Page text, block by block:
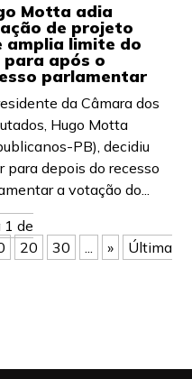
Motta adia
de projeto
amplia limite do
para após o
parlamentar
da Câmara dos
Hugo Motta
PB), decidiu
para depois do recesso
a votação do...
1 de
20 30 ... »
Última